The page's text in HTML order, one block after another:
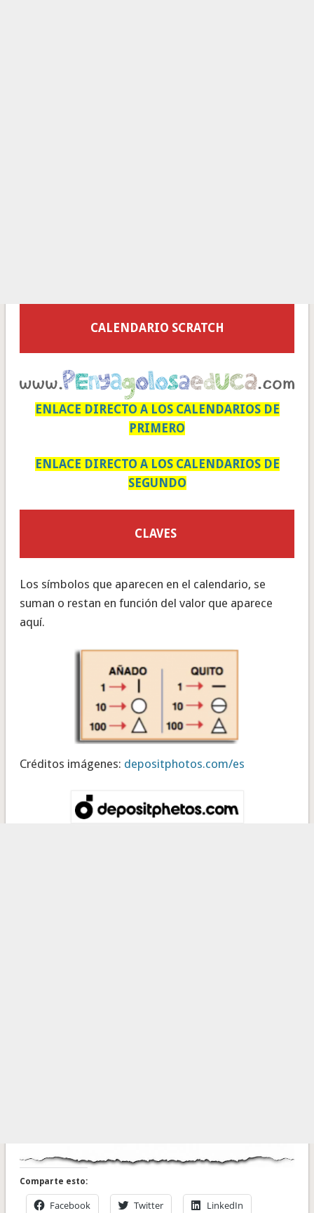
CALENDARIO SCRATCH
ENLACE DIRECTO A LOS CALENDARIOS DE
PRIMERO
ENLACE DIRECTO A LOS CALENDARIOS DE
SEGUNDO
CLAVES
Los símbolos que aparecen en el calendario, se
suman o restan en función del valor que aparece
aquí.
Créditos imágenes: depositphotos.com/es
Comparte esto:
Facebook Twitter LinkedIn